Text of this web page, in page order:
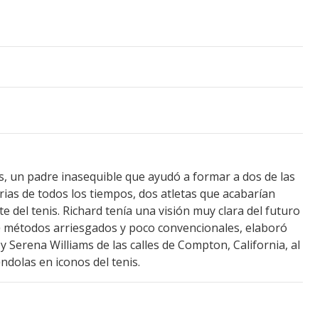
un padre inasequible que ayudó a formar a dos de las
de todos los tiempos, dos atletas que acabarían
del tenis. Richard tenía una visión muy clara del futuro
arriesgados y poco convencionales, elaboró
Serena Williams de las calles de Compton, California, al
en iconos del tenis.